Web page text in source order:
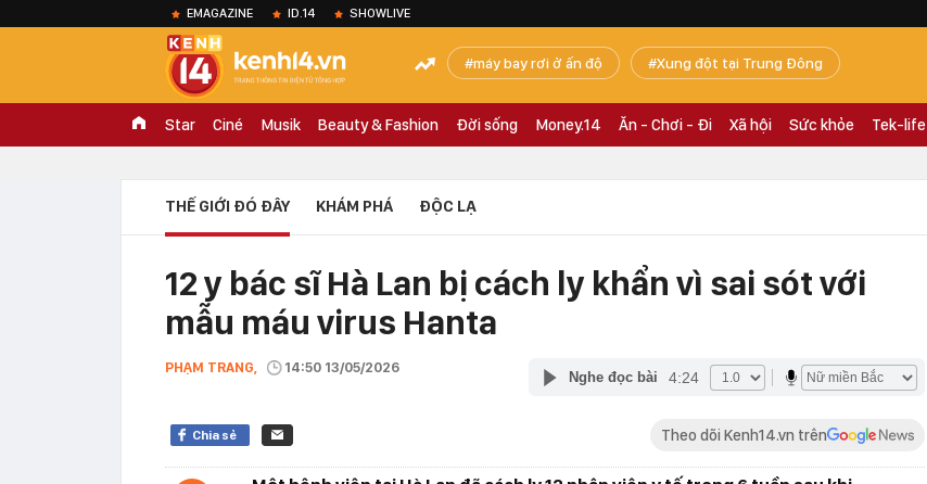
EMAGAZINE ID.14 SHOWLIVE
máy bay rơi ở ấn độ Xung đột tại Trung Đông
Star Ciné Musik Beauty & Fashion Đời sống Money.14 Ăn - Chơi - Đi Xã hội Sức khỏe Tek-life
THẾ GIỚI ĐÓ ĐÂY KHÁM PHÁ ĐỘC LẠ
12 y bác sĩ Hà Lan bị cách ly khẩn vì sai sót với
mẫu máu virus Hanta
PHẠM TRANG, 14:50 13/05/2026
Nghe đọc bài 4:24
Chia sẻ Theo dõi Kenh14.vn trên